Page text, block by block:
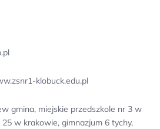
klobuck.edu.pl
gmina, miejskie przedszkole nr 3 w
w krakowie, gimnazjum 6 tychy,